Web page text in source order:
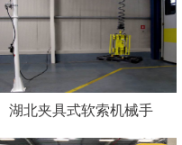
湖北夹具式软索机械手